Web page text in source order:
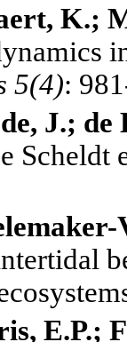
K.;
5(4):
J.; de
Scheldt
E.P.;